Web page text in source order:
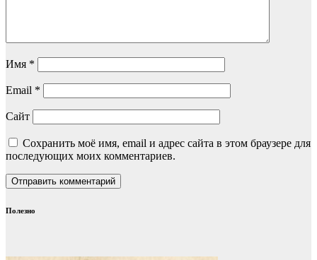
Имя *
Email *
Сайт
Сохранить моё имя, email и адрес сайта в этом браузере для
последующих моих комментариев.
Полезно